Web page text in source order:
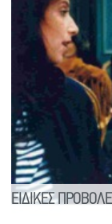
ΕΙΔΙΚΕΣ